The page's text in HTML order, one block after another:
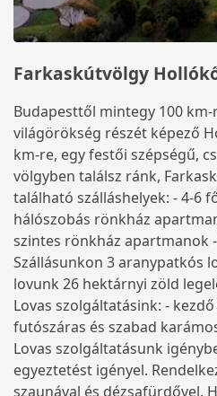
Farkaskútvölgy
Budapesttől mintegy 100 km-
világörökség részét képező
km-re, egy festői szépségű,
völgyben találsz ránk,
található szálláshelyek: - 4-6
hálószobás rönkház
szintes rönkház apartmanok
Szállásunkon 3 aranypatkós
lovunk 26 hektárnyi zöld
Lovas szolgáltatásink: -
futószáras és szabad
Lovas szolgáltatásunk
egyeztetést igényel.
szaunával és dézsafürdővel.